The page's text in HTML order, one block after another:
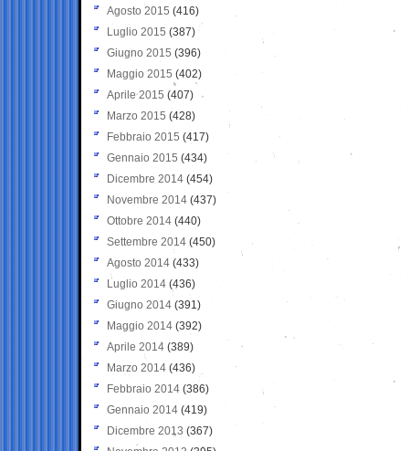
Agosto 2015 (416)
Luglio 2015 (387)
Giugno 2015 (396)
Maggio 2015 (402)
Aprile 2015 (407)
Marzo 2015 (428)
Febbraio 2015 (417)
Gennaio 2015 (434)
Dicembre 2014 (454)
Novembre 2014 (437)
Ottobre 2014 (440)
Settembre 2014 (450)
Agosto 2014 (433)
Luglio 2014 (436)
Giugno 2014 (391)
Maggio 2014 (392)
Aprile 2014 (389)
Marzo 2014 (436)
Febbraio 2014 (386)
Gennaio 2014 (419)
Dicembre 2013 (367)